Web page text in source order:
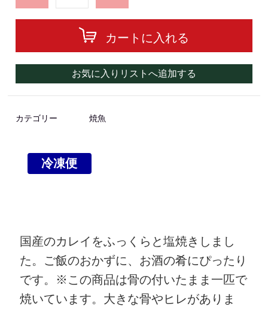
カートに入れる
お気に入りリストへ追加する
カテゴリー 焼魚
冷凍便
国産のカレイをふっくらと塩焼きしまし
た。ご飯のおかずに、お酒の肴にぴったり
です。※この商品は骨の付いたまま一匹で
焼いています。大きな骨やヒレがありま